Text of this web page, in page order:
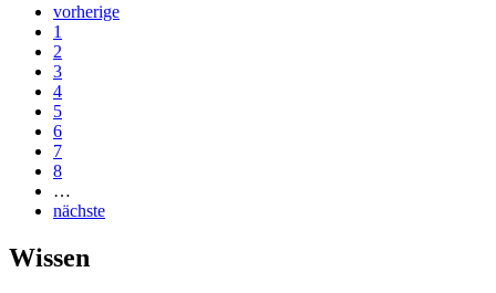
vorherige
1
2
3
4
5
6
7
8
…
nächste
Wissen